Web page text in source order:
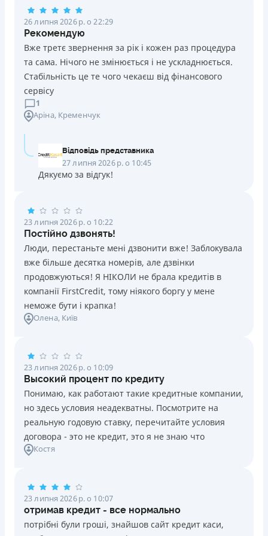
ОТРИМАТИ ПОЗИКУ
Погашення
Оплата на розрахунковий рахунок
Онлайн (через сайт або інтернет-банкінг)
Через термінали Приватбанку
Через термінали самообслуговування
Ліцензія НБУ
Ліцензія переоформлена 14.03.2024 р.
26 липня 2026 р. о 22:29
Рекомендую
Вже третє звернення за рік і кожен раз процедура
та сама. Нічого не змінюється і не ускладнюється.
Стабільність це те чого чекаєш від фінансового
сервісу
1
Аріна, Кременчук
Відповідь представника
27 липня 2026 р. о 10:45
Дякуємо за відгук!
23 липня 2026 р. о 10:22
Постійно дзвонять!
Люди, перестаньте мені дзвонити вже! Заблокувала
вже більше десятка номерів, але дзвінки
продовжуються! Я НІКОЛИ не брала кредитів в
компанії FirstCredit, тому ніякого боргу у мене
неможе бути і крапка!
Олена, Київ
23 липня 2026 р. о 10:09
Высокий процент по кредиту
Понимаю, как работают такие кредитные компании,
но здесь условия неадекватны. Посмотрите на
реальную годовую ставку, перечитайте условия
договора - это не кредит, это я не знаю что
Костя
23 липня 2026 р. о 10:07
отримав кредит - все нормально
потрібні були гроші, знайшов сайт кредит каси,